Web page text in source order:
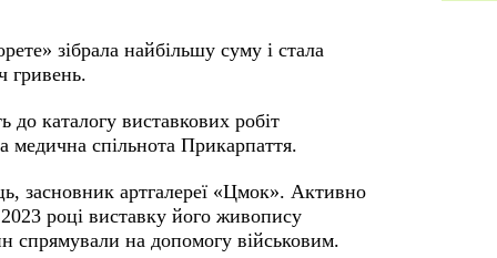
зібрала найбільшу суму і стала
гривень.
каталогу виставкових робіт
медична спільнота Прикарпаття.
засновник артгалереї «Цмок». Активно
році виставку його живопису
спрямували на допомогу військовим.